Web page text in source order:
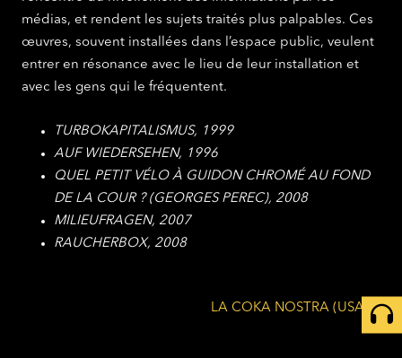
médias, et rendent les sujets traités plus palpables. Ces
œuvres, souvent installées dans l’espace public, veulent
entrer en résonance avec le lieu de leur installation et
avec les gens qui le fréquentent.
TURBOKAPITALISMUS, 1999
AUF WIEDERSEHEN, 1996
QUEL PETIT VÉLO À GUIDON CHROMÉ AU FOND
DE LA COUR ? (GEORGES PEREC), 2008
MILIEUFRAGEN, 2007
RAUCHERBOX, 2008
LA COKA NOSTRA (USA)